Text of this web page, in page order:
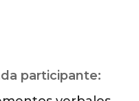
participante: